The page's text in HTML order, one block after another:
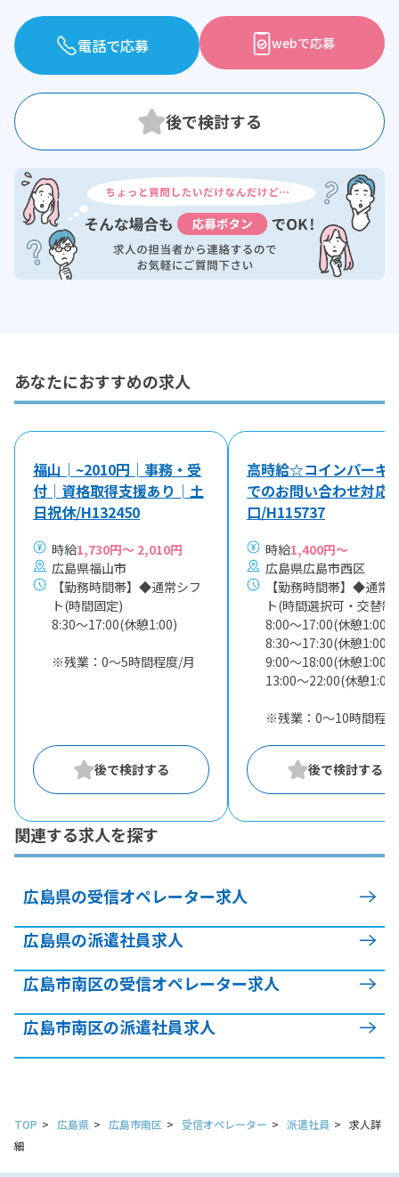
電話で応募 webで応募
あなたにおすすめの求人
福山│~2010円│事務・受
付│資格取得支援あり│土
日祝休/H132450
時給1,730円～ 2,010円
広島県福山市
【勤務時間帯】◆通常シフ
ト(時間固定)
8:30〜17:00(休憩1:00)
※残業：0〜5時間程度/月
高時給☆コインパーキ
でのお問い合わせ対応
口/H115737
時給1,400円～
広島県広島市西区
【勤務時間帯】◆通常
ト(時間選択可・交替制)
8:00〜17:00(休憩1:00)
8:30〜17:30(休憩1:00)
9:00〜18:00(休憩1:00)
13:00〜22:00(休憩1:00)
※残業：0〜10時間程
関連する求人を探す
広島県の受信オペレーター求人
広島県の派遣社員求人
広島市南区の受信オペレーター求人
広島市南区の派遣社員求人
TOP 広島県 広島市南区 受信オペレーター 派遣社員
求人詳
細